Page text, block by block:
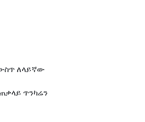
ውስጥ ለላይኛው
ጥንካሬን